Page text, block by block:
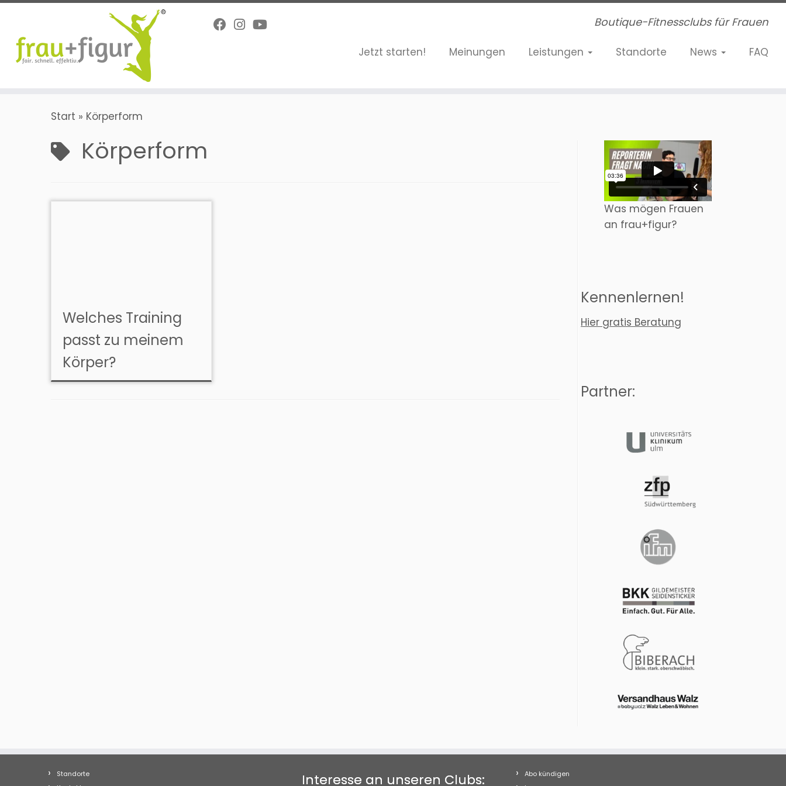
Zum
springen
Boutique-Fitnessclubs für Frauen
Jetzt starten! Meinungen Leistungen Standorte News FAQ
Start » Körperform
Körperform
Welches Training
passt zu meinem
Körper?
Was mögen Frauen
an frau+figur?
Kennenlernen!
Hier gratis Beratung
Partner:
Standorte
Interesse an unseren Clubs:
Abo kündigen